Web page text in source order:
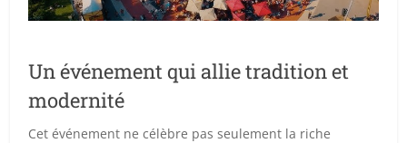
Un événement qui allie tradition et
modernité
Cet événement ne célèbre pas seulement la riche